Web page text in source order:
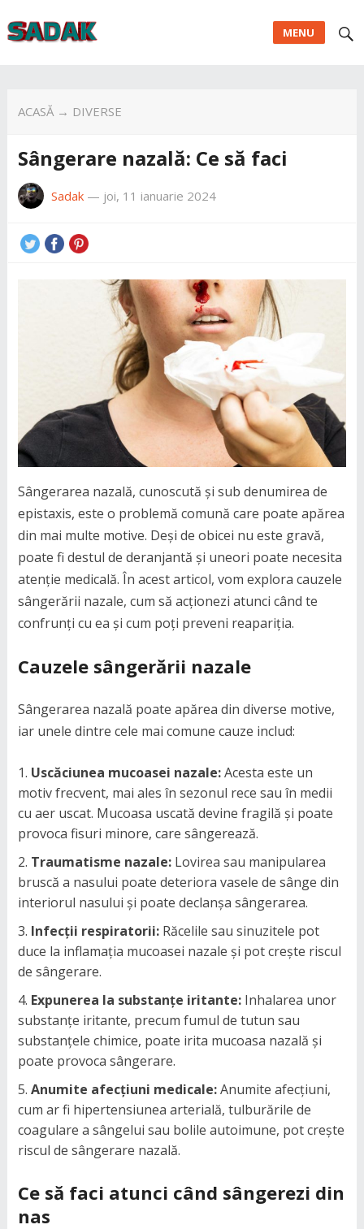
MENU
ACASĂ→ DIVERSE
Sângerare nazală: Ce să faci
Sadak— joi, 11 ianuarie 2024
Sângerarea nazală, cunoscută și sub denumirea de
epistaxis, este o problemă comună care poate apărea
din mai multe motive. Deși de obicei nu este gravă,
poate fi destul de deranjantă și uneori poate necesita
atenție medicală. În acest articol, vom explora cauzele
sângerării nazale, cum să acționezi atunci când te
confrunți cu ea și cum poți preveni reapariția.
Cauzele sângerării nazale
Sângerarea nazală poate apărea din diverse motive,
iar unele dintre cele mai comune cauze includ:
Uscăciunea mucoasei nazale:Acesta este un
motiv frecvent, mai ales în sezonul rece sau în medii
cu aer uscat. Mucoasa uscată devine fragilă și poate
provoca fisuri minore, care sângerează.
Traumatisme nazale:Lovirea sau manipularea
bruscă a nasului poate deteriora vasele de sânge din
interiorul nasului și poate declanșa sângerarea.
Infecții respiratorii:Răcelile sau sinuzitele pot
duce la inflamația mucoasei nazale și pot crește riscul
de sângerare.
Expunerea la substanțe iritante:Inhalarea unor
substanțe iritante, precum fumul de tutun sau
substanțele chimice, poate irita mucoasa nazală și
poate provoca sângerare.
Anumite afecțiuni medicale:Anumite afecțiuni,
cum ar fi hipertensiunea arterială, tulburările de
coagulare a sângelui sau bolile autoimune, pot crește
riscul de sângerare nazală.
Ce să faci atunci când sângerezi din
nas